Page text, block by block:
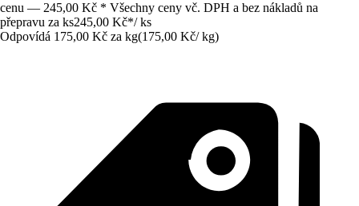
cenu — 245,00 Kč * Všechny ceny vč. DPH a bez nákladů na
přepravu za ks245,00 Kč*/ ks
Odpovídá 175,00 Kč za kg(175,00 Kč/ kg)